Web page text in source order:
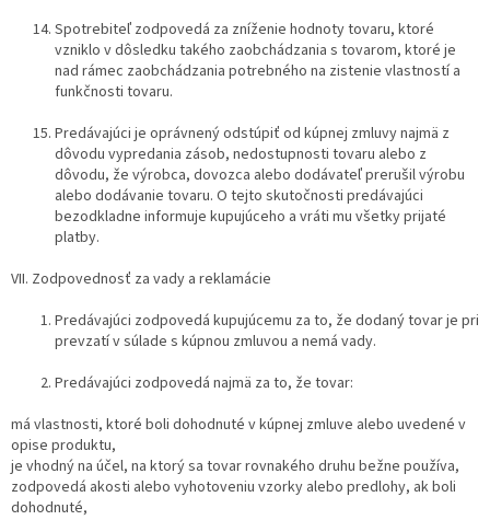
Spotrebiteľ zodpovedá za zníženie hodnoty tovaru, ktoré
vzniklo v dôsledku takého zaobchádzania s tovarom, ktoré je
nad rámec zaobchádzania potrebného na zistenie vlastností a
funkčnosti tovaru.
Predávajúci je oprávnený odstúpiť od kúpnej zmluvy najmä z
dôvodu vypredania zásob, nedostupnosti tovaru alebo z
dôvodu, že výrobca, dovozca alebo dodávateľ prerušil výrobu
alebo dodávanie tovaru. O tejto skutočnosti predávajúci
bezodkladne informuje kupujúceho a vráti mu všetky prijaté
platby.
VII. Zodpovednosť za vady a reklamácie
Predávajúci zodpovedá kupujúcemu za to, že dodaný tovar je pri
prevzatí v súlade s kúpnou zmluvou a nemá vady.
Predávajúci zodpovedá najmä za to, že tovar:
má vlastnosti, ktoré boli dohodnuté v kúpnej zmluve alebo uvedené v
opise produktu,
je vhodný na účel, na ktorý sa tovar rovnakého druhu bežne používa,
zodpovedá akosti alebo vyhotoveniu vzorky alebo predlohy, ak boli
dohodnuté,